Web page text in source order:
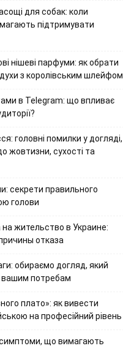
для собак: коли
підтримувати
нішеві парфуми: як обрати
з королівським шлейфом
в Telegram: що впливає
головні помилки у догляді,
жовтизни, сухості та
секрети правильного
голови
жительство в Украине:
отказа
обираємо догляд, який
вашим потребам
плато»: як вивести
на професійний рівень
що вимагають